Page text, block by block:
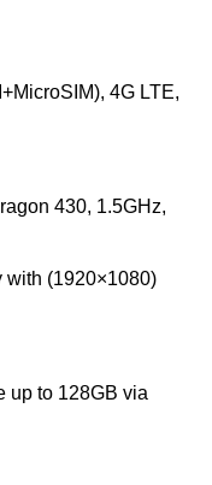
4G LTE,
430, 1.5GHz,
with (1920×1080)
up to 128GB via